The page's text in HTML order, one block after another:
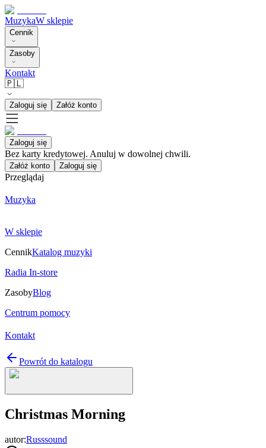
MuzykaW sklepie
Cennik
Zasoby
Kontakt
🇵🇱
Zaloguj się Załóż konto
Zaloguj się
Bez karty kredytowej. Anuluj w dowolnej chwili.
Załóż konto Zaloguj się
Przeglądaj
Muzyka
W sklepie
CennikKatalog muzyki
Radia In-store
ZasobyBlog
Centrum pomocy
Kontakt
Powrót do katalogu
Christmas Morning
autor:Russsound